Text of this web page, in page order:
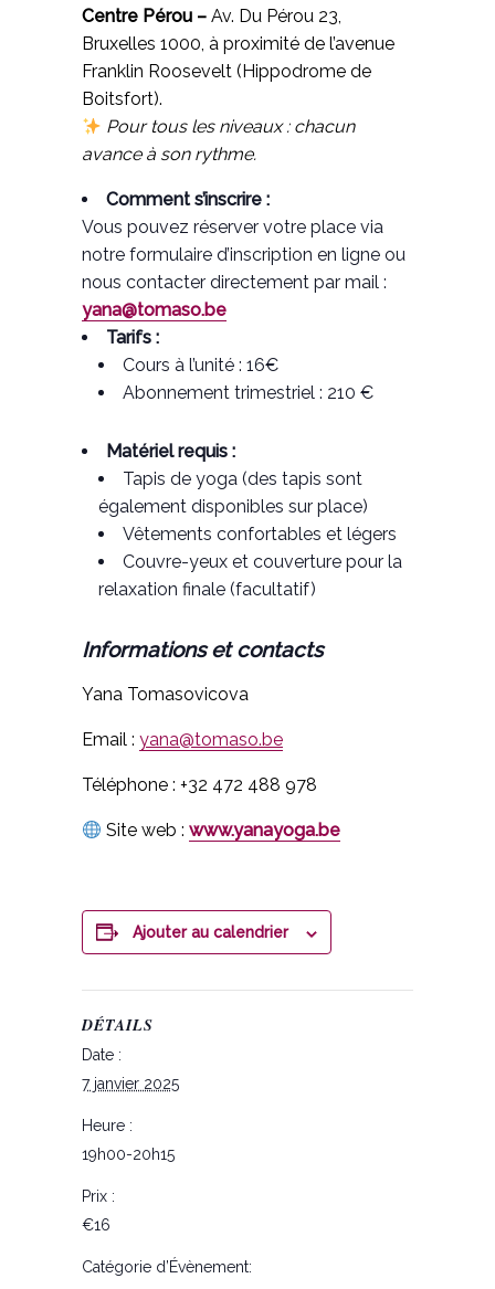
Centre Pérou – Av. Du Pérou 23,
Bruxelles 1000, à proximité de l’avenue
Franklin Roosevelt (Hippodrome de
Boitsfort).
Pour tous les niveaux : chacun
avance à son rythme.
Comment s’inscrire :
Vous pouvez réserver votre place via
notre formulaire d’inscription en ligne ou
nous contacter directement par mail :
yana@tomaso.be
Tarifs :
Cours à l’unité : 16€
Abonnement trimestriel : 210 €
Matériel requis :
Tapis de yoga (des tapis sont
également disponibles sur place)
Vêtements confortables et légers
Couvre-yeux et couverture pour la
relaxation finale (facultatif)
Informations et contacts
Yana Tomasovicova
Email : yana@tomaso.be
Téléphone : +32 472 488 978
Site web :www.yanayoga.be
Ajouter au calendrier
DÉTAILS
Date :
7 janvier 2025
Heure :
19h00-20h15
Prix :
€16
Catégorie d’Évènement: